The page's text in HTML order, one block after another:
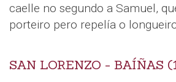
caelle no segundo a Samuel,
porteiro pero repelía o
SAN LORENZO - BAÍÑAS